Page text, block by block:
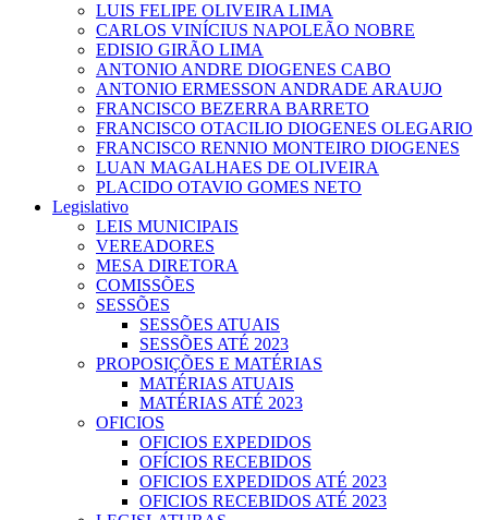
LUIS FELIPE OLIVEIRA LIMA
CARLOS VINÍCIUS NAPOLEÃO NOBRE
EDISIO GIRÃO LIMA
ANTONIO ANDRE DIOGENES CABO
ANTONIO ERMESSON ANDRADE ARAUJO
FRANCISCO BEZERRA BARRETO
FRANCISCO OTACILIO DIOGENES OLEGARIO
FRANCISCO RENNIO MONTEIRO DIOGENES
LUAN MAGALHAES DE OLIVEIRA
PLACIDO OTAVIO GOMES NETO
Legislativo
LEIS MUNICIPAIS
VEREADORES
MESA DIRETORA
COMISSÕES
SESSÕES
SESSÕES ATUAIS
SESSÕES ATÉ 2023
PROPOSIÇÕES E MATÉRIAS
MATÉRIAS ATUAIS
MATÉRIAS ATÉ 2023
OFICIOS
OFICIOS EXPEDIDOS
OFÍCIOS RECEBIDOS
OFICIOS EXPEDIDOS ATÉ 2023
OFICIOS RECEBIDOS ATÉ 2023